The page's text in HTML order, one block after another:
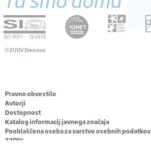
©ZUDV Dornava
Pravno obvestilo
Avtorji
Dostopnost
Katalog informacij javnega značaja
Pooblaščena oseba za varstvo osebnih podatkov
ZZPRI